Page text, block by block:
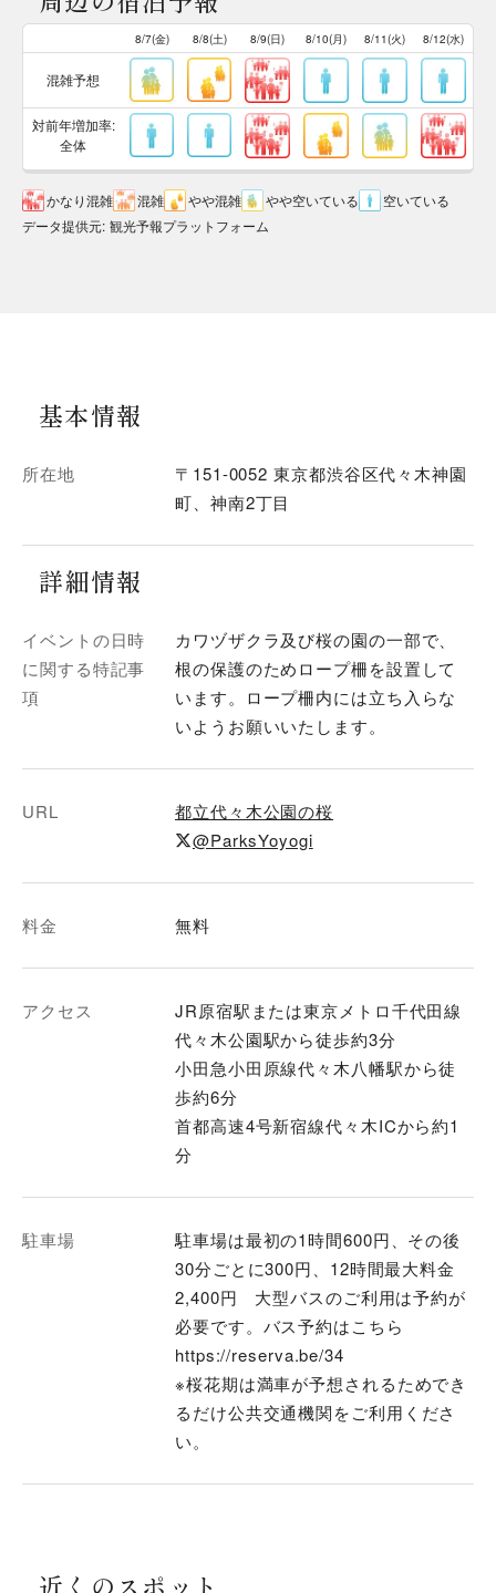
8/7(金) 8/8(土) 8/9(日) 8/10(月) 8/11(火) 8/12(水)
混雑予想
対前年増加率:
全体
かなり混雑 混雑 やや混雑 やや空いている
空いている
データ提供元: 観光予報プラットフォーム
基本情報
所在地
〒151-0052 東京都渋谷区代々木神園
町、神南2丁目
詳細情報
イベントの日時
に関する特記事
項
カワヅザクラ及び桜の園の一部で、
根の保護のためロープ柵を設置して
います。ロープ柵内には立ち入らな
いようお願いいたします。
URL
都立代々木公園の桜
@ParksYoyogi
料金 無料
アクセス
JR原宿駅または東京メトロ千代田線
代々木公園駅から徒歩約3分
小田急小田原線代々木八幡駅から徒
歩約6分
首都高速4号新宿線代々木ICから約1
分
駐車場
駐車場は最初の1時間600円、その後
30分ごとに300円、12時間最大料金
2,400円 大型バスのご利用は予約が
必要です。バス予約はこちら
https://reserva.be/34
※桜花期は満車が予想されるためでき
るだけ公共交通機関をご利用くださ
い。
近くのスポット